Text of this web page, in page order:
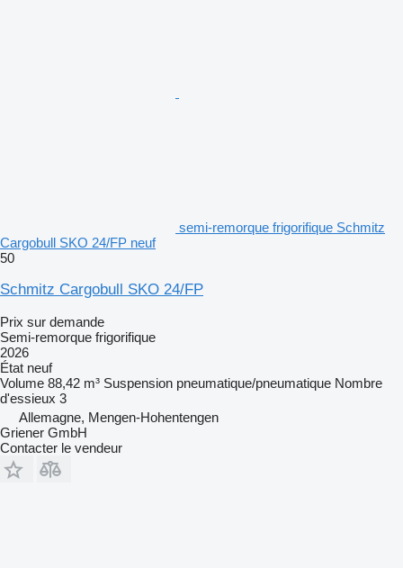
semi-remorque frigorifique Schmitz
Cargobull SKO 24/FP neuf
50
Schmitz Cargobull SKO 24/FP
Prix sur demande
Semi-remorque frigorifique
2026
État neuf
Volume 88,42 m³ Suspension pneumatique/pneumatique Nombre
d'essieux 3
Allemagne, Mengen-Hohentengen
Griener GmbH
Contacter le vendeur